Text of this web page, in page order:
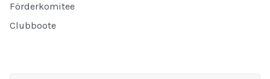
Förderkomitee
Clubboote